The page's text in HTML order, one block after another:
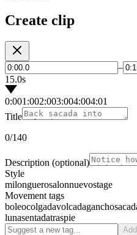
Create clip
–
15.0s
0:001:002:003:004:004:01
Title
0/140
Description (optional)
Style
milonguerosalonnuevostage
Movement tags
boleocolgadavolcadagancho
lunasentadatraspie
Add